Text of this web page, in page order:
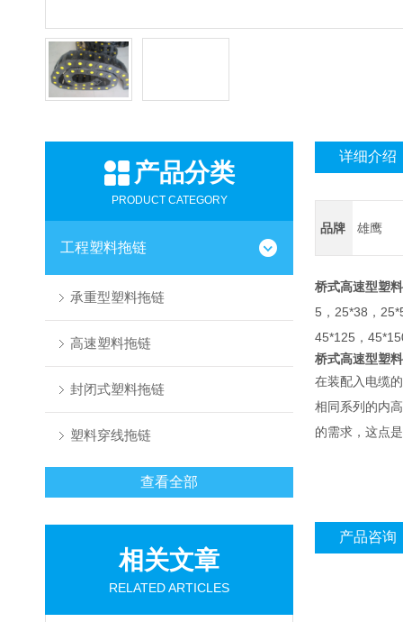
产品分类
PRODUCT CATEGORY
工程塑料拖链
承重型塑料拖链
高速塑料拖链
封闭式塑料拖链
塑料穿线拖链
查看全部
相关文章
RELATED ARTICLES
详细介绍
品牌 雄鹰
桥式高速型塑
5，25*38，
45*125，
桥式高速型塑
在装配入电缆
相同系列的内
的需求，这点
产品咨询